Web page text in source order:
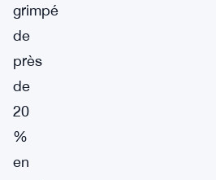
grimpé
de
près
de
20
%
en